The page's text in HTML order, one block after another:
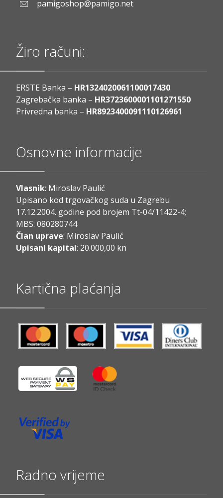
pamigoshop@pamigo.net
Žiro računi:
ERSTE Banka – HR1324020061100017430
Zagrebačka banka – HR3723600001101271550
Privredna banka – HR8923400091110126961
Osnovne informacije
Vlasnik: Miroslav Paulić
Upisano kod trgovačkog suda u Zagrebu
17.12.2004. godine pod brojem Tt-04/11422-4;
MBS: 080280744
Član uprave: Miroslav Paulić
Upisani kapital: 20.000,00 kn
Kartična plaćanja
Radno vrijeme